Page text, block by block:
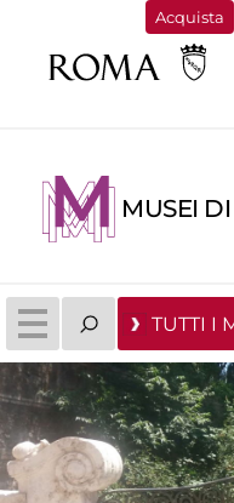
Acquista
MUSEI
TUTTI I